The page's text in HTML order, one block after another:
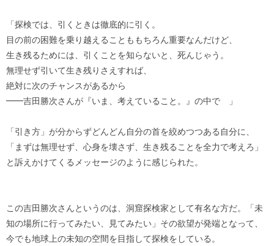
「探検では、引くときは徹底的に引く。
目の前の困難を乗り越えることももちろん重要なんだけど、
生き残るためには、引くことを知らないと、死んじゃう。
無理せず引いて生き残りさえすれば、
絶対に次のチャンスがあるから
━━吉田勝次さんが『いま、考えていること。』の中で 」
「引き方」が分からずどんどん自分の首を絞めつつある自分に、
「まずは無理せず、心身を壊さず、生き残ることを全力で考えろ」
と訴えかけてくるメッセージのように感じられた。
この吉田勝次さんというのは、洞窟探検家として有名な方だ。「未
知の場所に行ってみたい、見てみたい」その欲望が発端となって、
今でも地球上の未知の空間を目指して探検をしている。